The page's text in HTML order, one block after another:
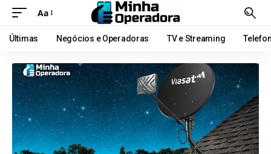
Aa
Últimas Negócios e Operadoras TV e Streaming